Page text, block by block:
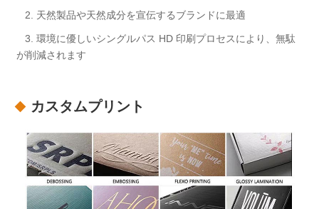
2. 天然製品や天然成分を宣伝するブランドに最適
3. 環境に優しいシングルパス HD 印刷プロセスにより、無駄
が削減されます
カスタムプリント